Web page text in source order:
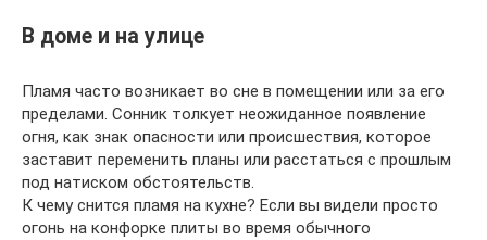
В доме и на улице
Пламя часто возникает во сне в помещении или за его
пределами. Сонник толкует неожиданное появление
огня, как знак опасности или происшествия, которое
заставит переменить планы или расстаться с прошлым
под натиском обстоятельств.
К чему снится пламя на кухне? Если вы видели просто
огонь на конфорке плиты во время обычного